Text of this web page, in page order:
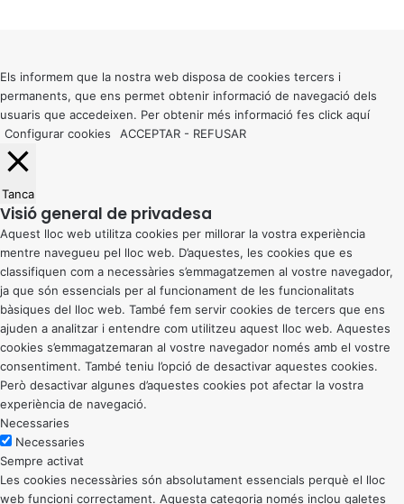
button
Els informem que la nostra web disposa de cookies tercers i
permanents, que ens permet obtenir informació de navegació dels
usuaris que accedeixen. Per obtenir més informació fes click aquí
Configurar cookies
ACCEPTAR - REFUSAR
Tanca
Visió general de privadesa
Aquest lloc web utilitza cookies per millorar la vostra experiència
mentre navegueu pel lloc web. D’aquestes, les cookies que es
classifiquen com a necessàries s’emmagatzemen al vostre navegador,
ja que són essencials per al funcionament de les funcionalitats
bàsiques del lloc web. També fem servir cookies de tercers que ens
ajuden a analitzar i entendre com utilitzeu aquest lloc web. Aquestes
cookies s’emmagatzemaran al vostre navegador només amb el vostre
consentiment. També teniu l’opció de desactivar aquestes cookies.
Però desactivar algunes d’aquestes cookies pot afectar la vostra
experiència de navegació.
Necessaries
Necessaries
Sempre activat
Les cookies necessàries són absolutament essencials perquè el lloc
web funcioni correctament. Aquesta categoria només inclou galetes